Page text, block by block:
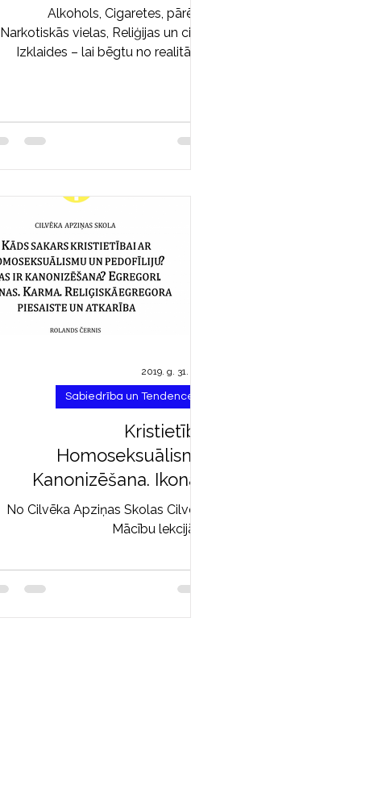
Alkohols, Cigaretes, pārējās
Narkotiskās vielas, Reliģijas un citas
Izklaides – lai bēgtu no realitātes
Kristietība.
Homoseksuālisms.
Kanonizēšana. Ikonas.
Karma. Religiskā piesaiste
un atkarība.
No Cilvēka Apziņas Skolas Cilvēka
Mācību lekcijām.
Sabiedrība un Tendences
2019. g. 31. dec.